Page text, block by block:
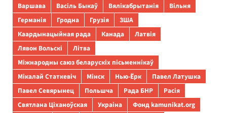
Варшава
Васіль Быкаў Вялікабрытанія
Вільня
Германія
Гродна Грузія
ЗША
Каардынацыйная рада
Канада
Латвія
Лявон Вольскі
Літва
Міжнародны саюз беларускіх пісьменнікаў
Мікалай Статкевіч
Мінск Нью-Ёрк
Павел Латушка
Павел Севярынец
Польшча Рада БНР
Расія
Святлана Ціханоўская
Украіна
Фонд kamunikat.org